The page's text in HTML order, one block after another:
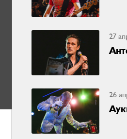
27
26